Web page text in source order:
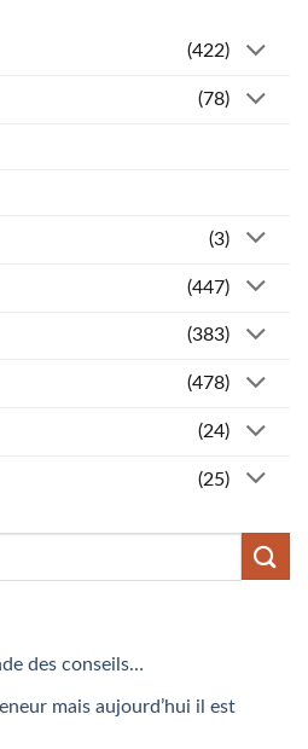
(422)
(78)
(3)
(447)
(383)
(478)
(24)
(25)
des conseils…
mais aujourd’hui il est